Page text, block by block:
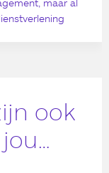
maar al
ook